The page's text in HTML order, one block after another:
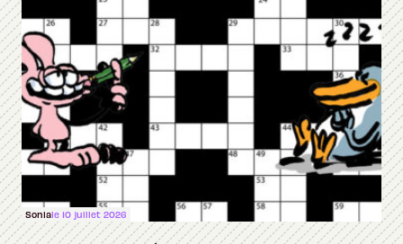
Soniale 10 juillet 2026